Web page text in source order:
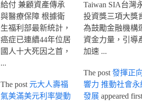
給付 兼顧資產傳承
與醫療保障 根據衛
生福利部最新統計，
癌症已連續44年位居
國人十大死因之首，
...
The post 元大人壽福
氣美滿美元利率變動
Taiwan SIA台灣
投資獎三項大獎
為鼓勵金融機構
資金力量，引導
加速 ...
The post發揮正
響力 推動社會永
發展appeared